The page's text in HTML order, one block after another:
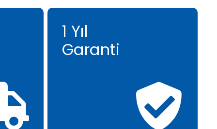
1 Yıl
Garanti